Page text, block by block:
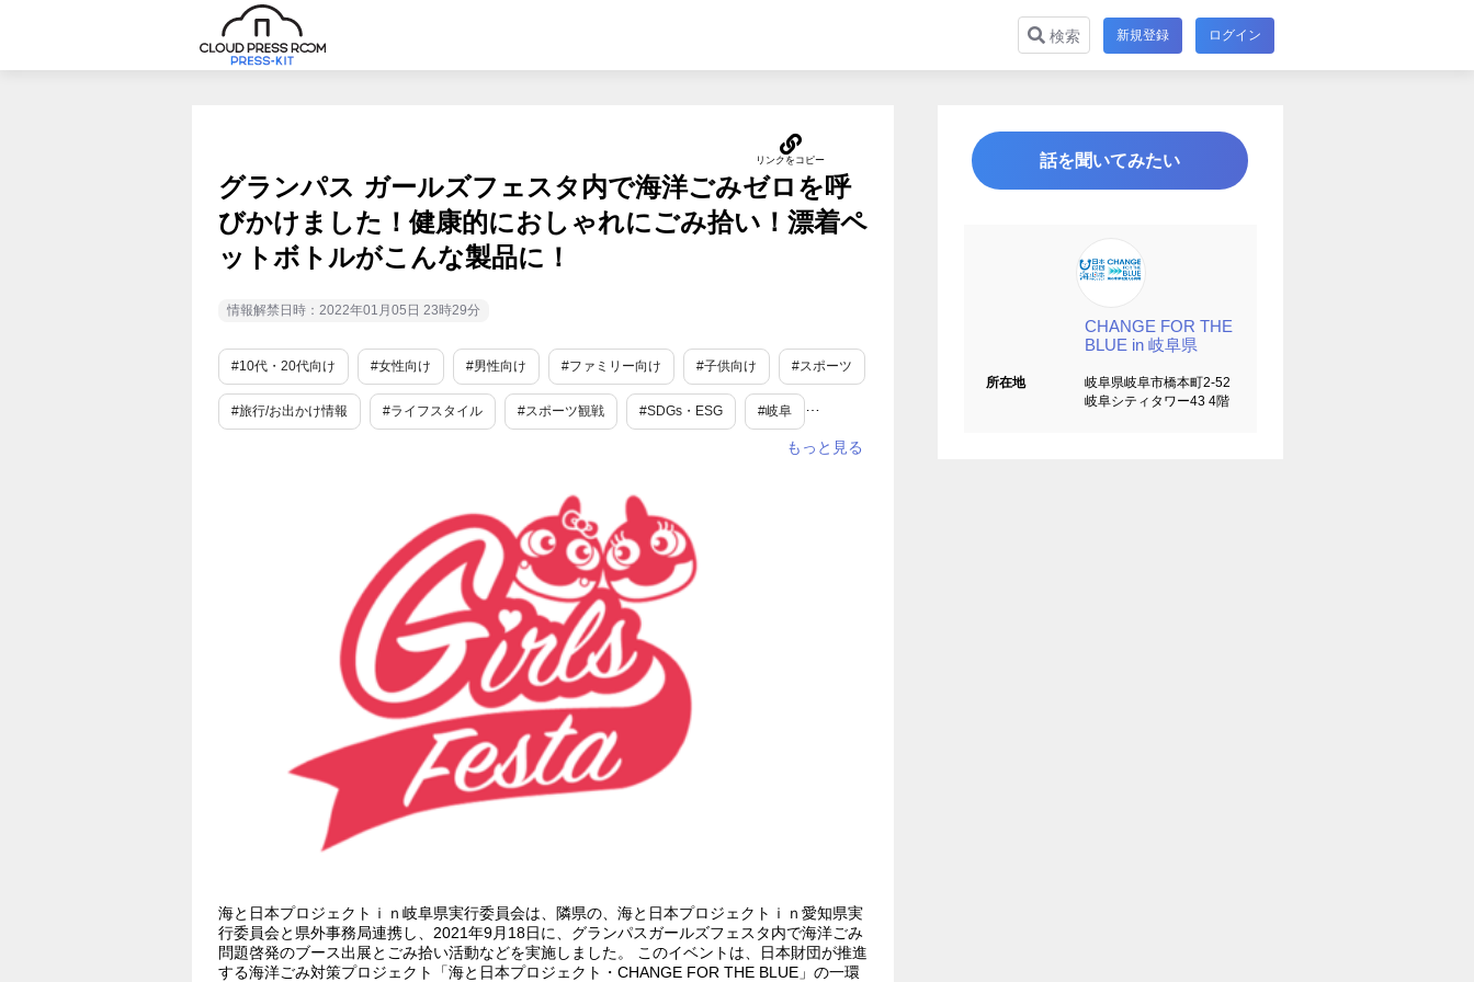
検索 新規登録 ログイン
グランパス ガールズフェスタ内で海洋ごみゼロを呼
びかけました！健康的におしゃれにごみ拾い！漂着ペ
ットボトルがこんな製品に！
情報解禁日時：2022年01月05日 23時29分
#10代・20代向け #女性向け #男性向け #ファミリー向け #子供向け #スポーツ
#旅行/お出かけ情報 #ライフスタイル #スポーツ観戦 #SDGs・ESG #岐阜
海と日本プロジェクトｉｎ岐阜県実行委員会は、隣県の、海と日本プロジェクトｉｎ愛知県実
行委員会と県外事務局連携し、2021年9月18日に、グランパスガールズフェスタ内で海洋ごみ
問題啓発のブース出展とごみ拾い活動などを実施しました。 このイベントは、日本財団が推進
する海洋ごみ対策プロジェクト「海と日本プロジェクト・CHANGE FOR THE BLUE」の一環
話を聞いてみたい
CHANGE FOR THE
BLUE in 岐阜県
所在地
岐阜県岐阜市橋本町2-52
岐阜シティタワー43 4階